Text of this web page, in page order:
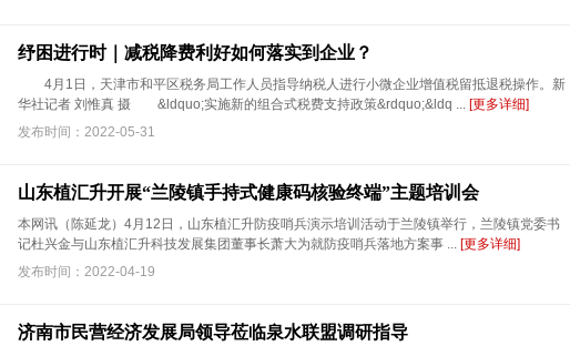
纾困进行时｜减税降费利好如何落实到企业？
4月1日，天津市和平区税务局工作人员指导纳税人进行小微企业增值税留抵退税操作。新
华社记者 刘惟真 摄 &ldquo;实施新的组合式税费支持政策&rdquo;&ldq ... [更多详细]
发布时间：2022-05-31
山东植汇升开展“兰陵镇手持式健康码核验终端”主题培训会
本网讯（陈延龙）4月12日，山东植汇升防疫哨兵演示培训活动于兰陵镇举行，兰陵镇党委书
记杜兴金与山东植汇升科技发展集团董事长萧大为就防疫哨兵落地方案事 ... [更多详细]
发布时间：2022-04-19
济南市民营经济发展局领导莅临泉水联盟调研指导